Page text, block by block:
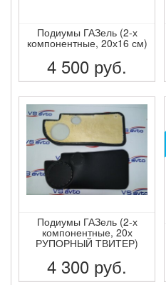
Подиумы ГАЗель (2-х
компонентные, 20х16 см)
4 500 руб.
ПОДРОБНЕЕ
Подиумы ГАЗель (2-х
компонентные, 20х
РУПОРНЫЙ ТВИТЕР)
4 300 руб.